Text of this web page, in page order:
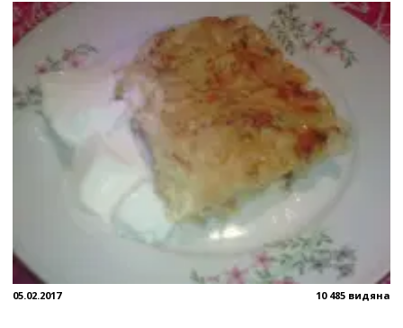
05.02.2017 10 485 видяна